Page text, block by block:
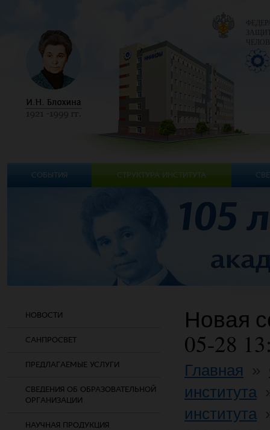
НОВОСТИ
САНПРОСВЕТ
ПРЕДЛАГАЕМЫЕ УСЛУГИ
СВЕДЕНИЯ ОБ ОБРАЗОВАТЕЛЬНОЙ
ОРГАНИЗАЦИИ
НАУЧНАЯ ПРОДУКЦИЯ
Новая
05-28
Главная
института
института
СОБЫТИЯ СТРУКТУРА ИНСТИТУТА